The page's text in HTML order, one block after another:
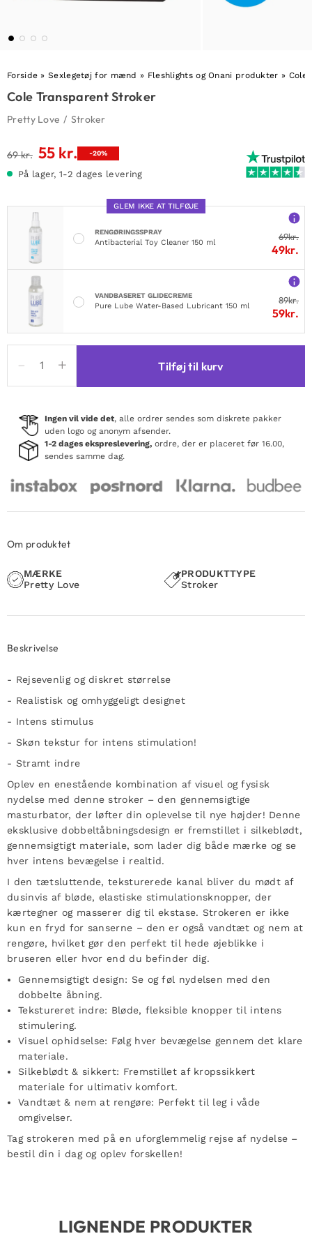
Forside »Sexlegetøj for mænd » Fleshlights og Onani produkter » Cole
Cole Transparent Stroker
Pretty Love / Stroker
69kr. Den
pris
69 kr..
55 kr. Den
pris
55 kr..
-20%
På lager, 1-2 dages levering
GLEM IKKE AT TILFØJE
RENGØRINGSSPRAY
Antibacterial Toy Cleaner 150 ml
69kr.
49kr.
VANDBASERET GLIDECREME
Pure Lube Water-Based Lubricant 150 ml
89kr.
59kr.
Transparent
Stroker
Tilføj til kurv
Ingen vil vide det, alle ordrer sendes som diskrete pakker
uden logo og anonym afsender.
1-2 dages ekspreslevering, ordre, der er placeret før 16.00,
sendes samme dag.
Om produktet
MÆRKE
Pretty Love
PRODUKTTYPE
Stroker
Beskrivelse
- Rejsevenlig og diskret størrelse
- Realistisk og omhyggeligt designet
- Intens stimulus
- Skøn tekstur for intens stimulation!
- Stramt indre
Oplev en enestående kombination af visuel og fysisk
nydelse med denne stroker – den gennemsigtige
masturbator, der løfter din oplevelse til nye højder! Denne
eksklusive dobbeltåbningsdesign er fremstillet i silkeblødt,
gennemsigtigt materiale, som lader dig både mærke og se
hver intens bevægelse i realtid.
I den tætsluttende, teksturerede kanal bliver du mødt af
dusinvis af bløde, elastiske stimulationsknopper, der
kærtegner og masserer dig til ekstase. Strokeren er ikke
kun en fryd for sanserne – den er også vandtæt og nem at
rengøre, hvilket gør den perfekt til hede øjeblikke i
bruseren eller hvor end du befinder dig.
Gennemsigtigt design: Se og føl nydelsen med den
dobbelte åbning.
Tekstureret indre: Bløde, fleksible knopper til intens
stimulering.
Visuel ophidselse: Følg hver bevægelse gennem det klare
materiale.
Silkeblødt & sikkert: Fremstillet af kropssikkert
materiale for ultimativ komfort.
Vandtæt & nem at rengøre: Perfekt til leg i våde
omgivelser.
Tag strokeren med på en uforglemmelig rejse af nydelse –
bestil din i dag og oplev forskellen!
LIGNENDE PRODUKTER